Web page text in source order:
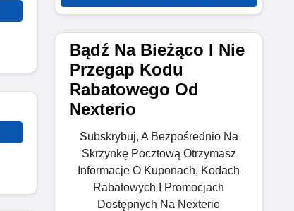
Bądź Na Bieżąco I Nie
Przegap Kodu
Rabatowego Od
Nexterio
Subskrybuj, A Bezpośrednio Na
Skrzynkę Pocztową Otrzymasz
Informacje O Kuponach, Kodach
Rabatowych I Promocjach
Dostępnych Na Nexterio